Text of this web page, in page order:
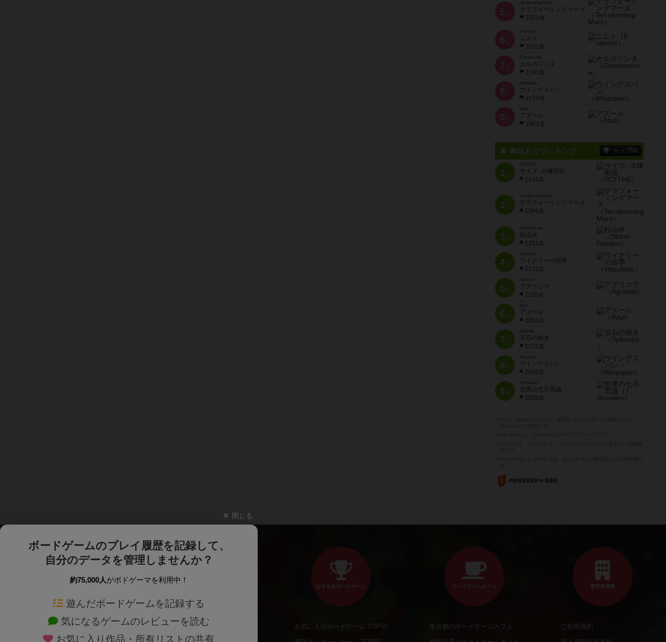
5 位
Terraforming Mars
テラフォーミングマーズ
2371名
6 位
ニムト
2202名
7 位
Carcassonne
カルカソンヌ
2191名
8 位
Wingspan
ウイングスパン
2150名
9 位
Azul
アズール
1903名
興味ありランキング トップ50
1位
SCYTHE
サイズ -大鎌戦役-
2415名
2位
Terraforming Mars
テラフォーミングマーズ
2396名
3位
Stone Garden
枯山水
2281名
4位
Viticulture
ワイナリーの四季
2272名
5位
Agricola
アグリコラ
2120名
6位
Azul
アズール
2034名
7位
宝石の煌き
2031名
8位
Wingspan
ウイングスパン
2006名
9位
7 Wonders
世界の七不思議
1920名
閉じる
ボードゲームのプレイ履歴を記録して、
自分のデータを管理しませんか？
約75,000人がボドゲーマを利用中！
遊んだボードゲームを記録する
気になるゲームのレビューを読む
お気に入り作品・所有リストの共有
ボードゲームを検索する 新作・再入荷情報
おすすめボードゲーム
お気に入りボードゲーム TOP50
ボードゲームカフェ
東京都のボードゲームカフェ
運営者情報
ご利用規約